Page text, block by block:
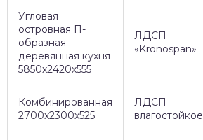
Угловая
островная П-
образная
деревянная кухня
5850х2420х555
ЛДСП
«Kronospan»
Комбинированная
2700х2300х525
ЛДСП
влагостойкое